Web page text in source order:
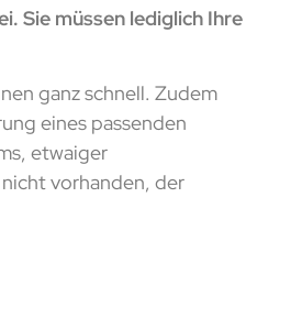
Sie müssen lediglich Ihre
ganz schnell. Zudem
eines passenden
etwaiger
vorhanden, der